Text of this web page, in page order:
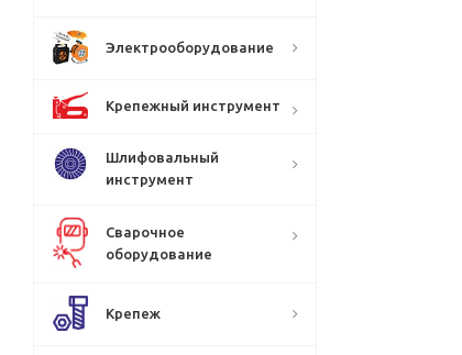
Электрооборудование
Крепежный инструмент
Шлифовальный
инструмент
Сварочное
оборудование
Крепеж